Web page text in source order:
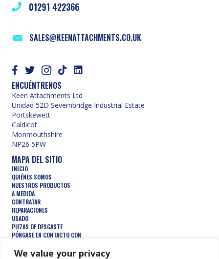
We value your privacy
01291 422366
SALES@KEENATTACHMENTS.CO.UK
ENCUÉNTRENOS
Keen Attachments Ltd
Unidad 52D Severnbridge Industrial Estate
Portskewett
Caldicot
Monmouthshire
NP26 5PW
MAPA DEL SITIO
INICIO
QUIÉNES SOMOS
NUESTROS PRODUCTOS
A MEDIDA
CONTRATAR
REPARACIONES
USADO
PIEZAS DE DESGASTE
PÓNGASE EN CONTACTO CON
PRODUCTOS DESTACADOS